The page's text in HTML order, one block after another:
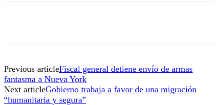
Previous articleFiscal general detiene envío de armas
fantasma a Nueva York
Next articleGobierno trabaja a favor de una migración
“humanitaria y segura”